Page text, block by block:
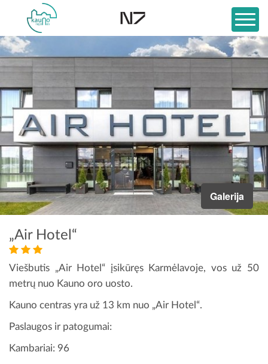
Galerija
„Air Hotel“
Viešbutis „Air Hotel“ įsikūręs Karmėlavoje, vos už 50
metrų nuo Kauno oro uosto.
Kauno centras yra už 13 km nuo „Air Hotel“.
Paslaugos ir patogumai:
Kambariai: 96